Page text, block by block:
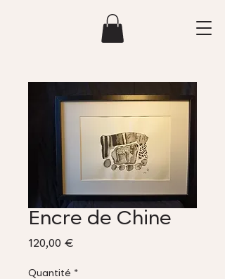
Encre de Chine
120,00 €
Quantité *